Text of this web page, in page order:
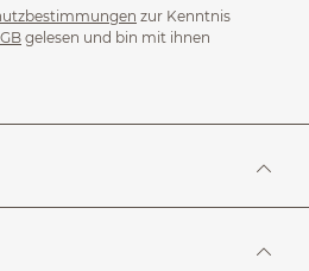
zur Kenntnis
gelesen und bin mit ihnen